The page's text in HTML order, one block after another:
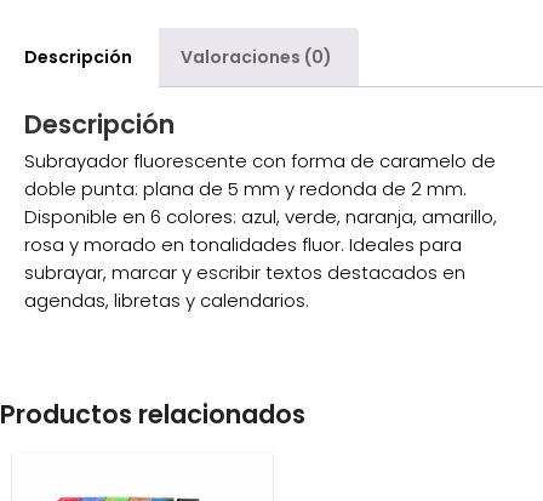
Descripción Valoraciones (0)
Descripción
Subrayador fluorescente con forma de caramelo de
doble punta: plana de 5 mm y redonda de 2 mm.
Disponible en 6 colores: azul, verde, naranja, amarillo,
rosa y morado en tonalidades fluor. Ideales para
subrayar, marcar y escribir textos destacados en
agendas, libretas y calendarios.
Productos relacionados